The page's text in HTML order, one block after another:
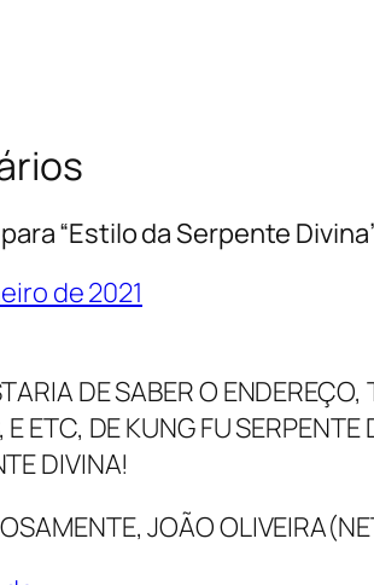
“Estilo da Serpente
de 2021
DE SABER O
ETC, DE KUNG FU
DIVINA!
JOÃO